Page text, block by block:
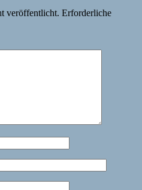
veröffentlicht. Erforderliche